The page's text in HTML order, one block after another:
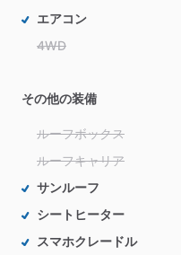
エアコン
4WD
その他の装備
ルーフボックス
ルーフキャリア
サンルーフ
シートヒーター
スマホクレードル